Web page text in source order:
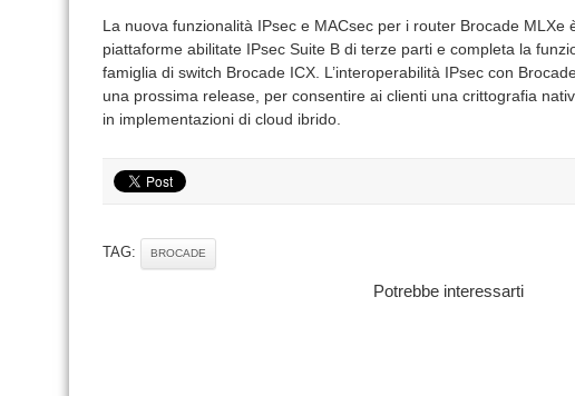
La nuova funzionalità IPsec e MACsec per i router Brocade MLXe
piattaforme abilitate IPsec Suite B di terze parti e completa la
famiglia di switch Brocade ICX. L’interoperabilità IPsec con
una prossima release, per consentire ai clienti una crittografia
in implementazioni di cloud ibrido.
TAG: BROCADE
Potrebbe interessarti